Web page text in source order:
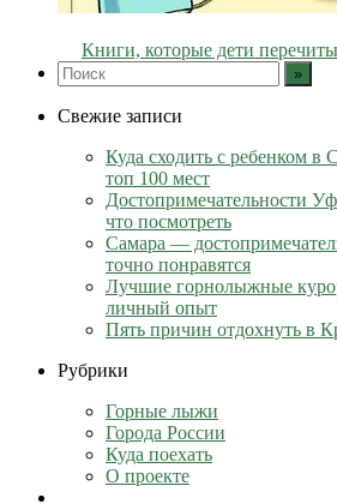
Книги, которые дети
Свежие записи
Куда сходить с ребенком в
топ 100 мест
Достопримечательности
что посмотреть
Самара —
точно понравятся
Лучшие горнолыжные
личный опыт
Пять причин отдохнуть в
Рубрики
Горные лыжи
Города России
Куда поехать
О проекте